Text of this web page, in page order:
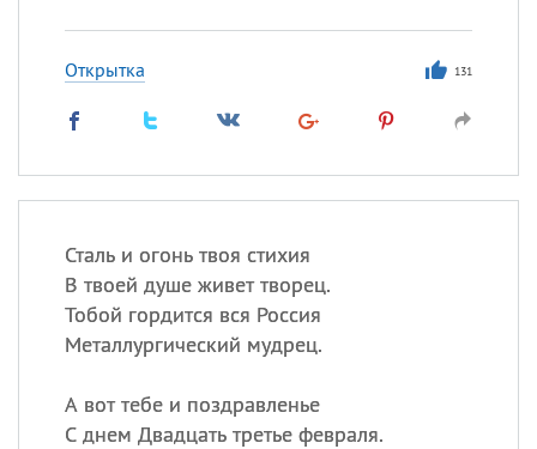
Открытка 131
Сталь и огонь твоя стихия
В твоей душе живет творец.
Тобой гордится вся Россия
Металлургический мудрец.
А вот тебе и поздравленье
С днем Двадцать третье февраля.